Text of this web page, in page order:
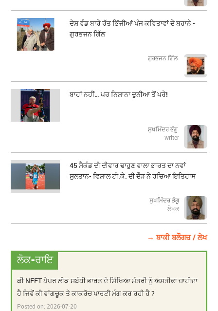
ਦੇਸ਼ ਵੰਡ ਬਾਰੇ ਰੱਤ ਭਿੱਜੀਆਂ ਪੰਜ ਕਵਿਤਾਵਾਂ ਦੇ ਬਹਾਨੇ -
ਗੁਰਭਜਨ ਗਿੱਲ
​​​​​​​ਗੁਰਭਜਨ ਗਿੱਲ
ਬਾਹਾਂ ਨਹੀਂ… ਪਰ ਨਿਸ਼ਾਨਾ ਦੁਨੀਆ ਤੋਂ ਪਰੇ!
ਸੁਖਮਿੰਦਰ ਭੰਗੂ
writer
45 ਸੈਕੰਡ ਦੀ ਦੀਵਾਰ ਢਾਹੁਣ ਵਾਲਾ ਭਾਰਤ ਦਾ ਨਵਾਂ
ਸੁਲਤਾਨ- ਵਿਸ਼ਾਲ ਟੀ.ਕੇ. ਦੀ ਦੌੜ ਨੇ ਰਚਿਆ ਇਤਿਹਾਸ
ਸੁਖਮਿੰਦਰ ਭੰਗੂ
ਲੇਖਕ
→ ਬਾਕੀ ਬਲੌਗਜ਼ / ਲੇਖ
ਲੋਕ-ਰਾਇ
ਕੀ NEET ਪੇਪਰ ਲੀਕ ਸਬੰਧੀ ਭਾਰਤ ਦੇ ਸਿੱਖਿਆ ਮੰਤਰੀ ਨੂੰ ਅਸਤੀਫਾ ਚਾਹੀਦਾ
ਹੈ ਜਿਵੇਂ ਕੀ ਵਾਂਗਚੂਕ ਤੇ ਕਾਕਰੋਚ ਪਾਰਟੀ ਮੰਗ ਕਰ ਰਹੀ ਹੈ ?
Posted on:2026-07-20